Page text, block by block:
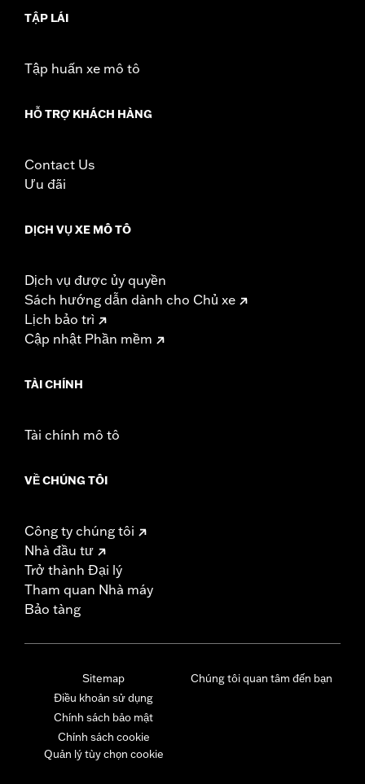
WARRANTY:
d.com/warranty
TẬP LÁI
Tập huấn xe mô tô
HỖ TRỢ KHÁCH HÀNG
Contact Us
Ưu đãi
DỊCH VỤ XE MÔ TÔ
Dịch vụ được ủy quyền
Sách hướng dẫn dành cho Chủ xe
Lịch bảo trì
Cập nhật Phần mềm
TÀI CHÍNH
Tài chính mô tô
VỀ CHÚNG TÔI
Công ty chúng tôi
Nhà đầu tư
Trở thành Đại lý
Tham quan Nhà máy
Bảo tàng
Sitemap
Điều khoản sử dụng
Chính sách bảo mật
Chính sách cookie
Quản lý tùy chọn cookie
Chúng tôi quan tâm đến bạn